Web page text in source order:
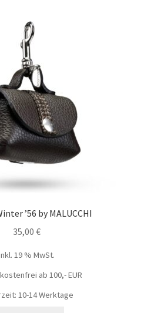
’56 by MALUCCHI
35,00 €
19 % MwSt.
ab 100,- EUR
10-14 Werktage